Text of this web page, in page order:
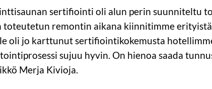
sertifiointi oli alun perin suunniteltu
remontin aikana kiinnitimme
oli jo karttunut sertifiointikokemusta
sujuu hyvin. On hienoa saada
Merja Kivioja.